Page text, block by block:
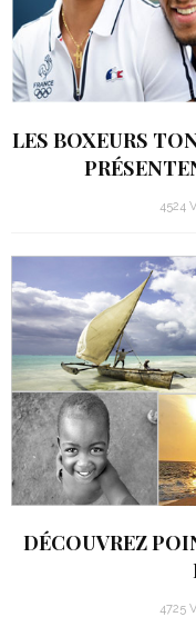
LES BOXEURS
4524
DÉCOUVREZ
4725